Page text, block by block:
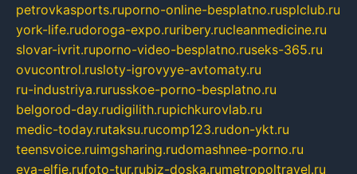
petrovkasports.ruporno-online-besplatno.rusplclub.ru
york-life.rudoroga-expo.ruribery.rucleanmedicine.ru
slovar-ivrit.ruporno-video-besplatno.ruseks-365.ru
ovucontrol.rusloty-igrovyye-avtomaty.ru
ru-industriya.rurusskoe-porno-besplatno.ru
belgorod-day.rudigilith.rupichkurovlab.ru
medic-today.rutaksu.rucomp123.rudon-ykt.ru
teensvoice.ruimgsharing.rudomashnee-porno.ru
eva-elfie.rufoto-tur.rubiz-doska.rumetropoltravel.ru